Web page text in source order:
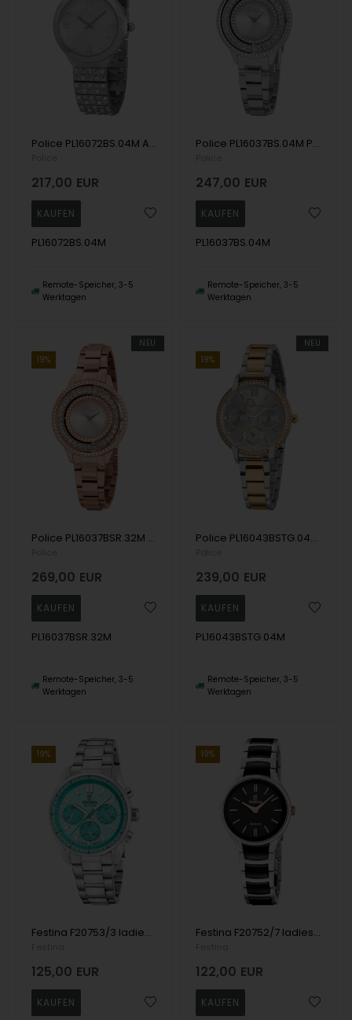
Police PL16072BS.04M Agra ladies 34mm 3ATM Wristwatch
217,00 EUR
PL16072BS.04M
Remote-Speicher, 3-5
Werktagen
Police PL16037BS.04M Pilat ladies 36mm 3ATM Wristwatch
247,00 EUR
PL16037BS.04M
Remote-Speicher, 3-5
Werktagen
NEU
19%
Police PL16037BSR.32M Pilat ladies 36mm 3ATM Wristwatch
269,00 EUR
PL16037BSR.32M
Remote-Speicher, 3-5
Werktagen
NEU
19%
Police PL16043BSTG.04M Nadu ladies 34mm 3ATM Wristwatch
239,00 EUR
PL16043BSTG.04M
Remote-Speicher, 3-5
Werktagen
19%
Festina F20753/3 ladies watch Boyfriend Chronograph 38mm 10ATM
125,00 EUR
19%
Festina F20752/7 ladies watch Ceramic 31mm 5ATM
122,00 EUR